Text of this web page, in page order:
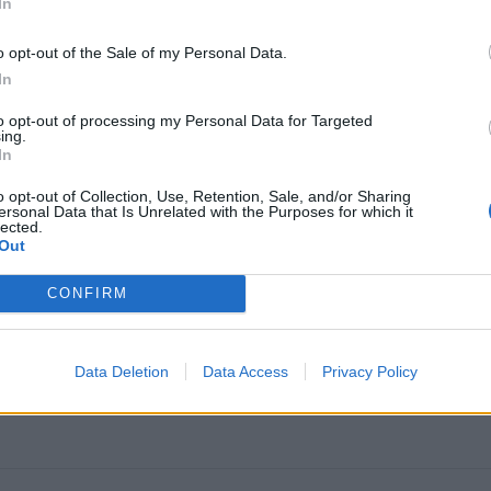
opt-out of the Sale of my Personal Data.
opt-out of processing my Personal Data for Targeted
opt-out of Collection, Use, Retention, Sale, and/or Sharing
Data that Is Unrelated with the Purposes for which it
CONFIRM
Data Deletion Data Access Privacy Policy
menininku prisistatančiam Artūrui Nikitinui Mėmelio
tapybos kūrinys. Autorius daugiau dirba
kūrybos srityse, tapyba jam - tik pomėgis.